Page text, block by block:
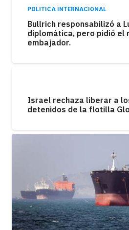
POLITICA INTERNACIONAL
Bullrich responsabilizó a
diplomática, pero pidió el
embajador.
Israel rechaza liberar a
detenidos de la flotilla